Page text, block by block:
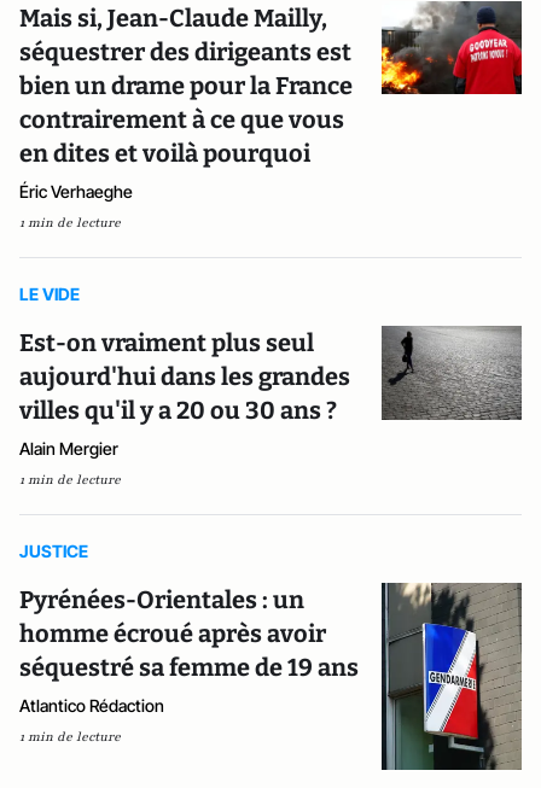
Mais si, Jean-Claude Mailly,
séquestrer des dirigeants est
bien un drame pour la France
contrairement à ce que vous
en dites et voilà pourquoi
Éric Verhaeghe
1 min de lecture
LE VIDE
Est-on vraiment plus seul
aujourd'hui dans les grandes
villes qu'il y a 20 ou 30 ans ?
Alain Mergier
1 min de lecture
JUSTICE
Pyrénées-Orientales : un
homme écroué après avoir
séquestré sa femme de 19 ans
Atlantico Rédaction
1 min de lecture